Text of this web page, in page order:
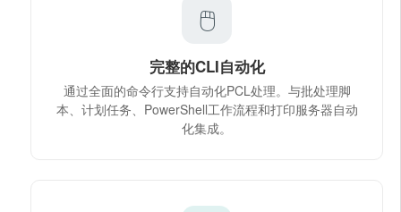
🖱
完整的CLI自动化
通过全面的命令行支持自动化PCL处理。与批处理脚
本、计划任务、PowerShell工作流程和打印服务器自动
化集成。